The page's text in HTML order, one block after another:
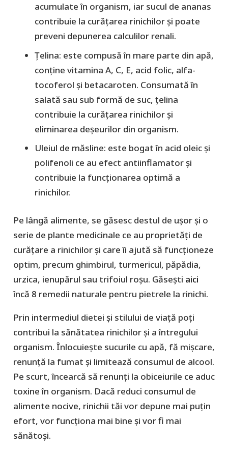
acumulate în organism, iar sucul de ananas
contribuie la curățarea rinichilor și poate
preveni depunerea calculilor renali.
Țelina: este compusă în mare parte din apă,
conține vitamina A, C, E, acid folic, alfa-
tocoferol și betacaroten. Consumată în
salată sau sub formă de suc, țelina
contribuie la curățarea rinichilor și
eliminarea deșeurilor din organism.
Uleiul de măsline: este bogat în acid oleic și
polifenoli ce au efect antiinflamator și
contribuie la funcționarea optimă a
rinichilor.
Pe lângă alimente, se găsesc destul de ușor și o
serie de plante medicinale ce au proprietăți de
curățare a rinichilor și care îi ajută să funcționeze
optim, precum ghimbirul, turmericul, păpădia,
urzica, ienupărul sau trifoiul roșu. Găsești aici
încă 8 remedii naturale pentru pietrele la rinichi.
Prin intermediul dietei și stilului de viață poți
contribui la sănătatea rinichilor și a întregului
organism. Înlocuiește sucurile cu apă, fă mișcare,
renunță la fumat și limitează consumul de alcool.
Pe scurt, încearcă să renunți la obiceiurile ce aduc
toxine în organism. Dacă reduci consumul de
alimente nocive, rinichii tăi vor depune mai puțin
efort, vor funcționa mai bine și vor fi mai
sănătoși.